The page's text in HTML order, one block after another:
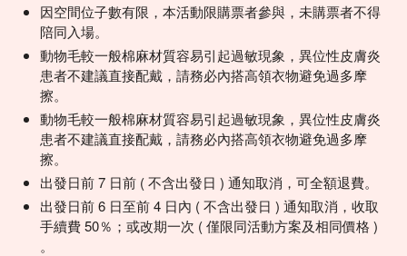
因空間位子數有限，本活動限購票者參與，未購票者不得
陪同入場。
動物毛較一般棉麻材質容易引起過敏現象，異位性皮膚炎
患者不建議直接配戴，請務必內搭高領衣物避免過多摩
擦。
動物毛較一般棉麻材質容易引起過敏現象，異位性皮膚炎
患者不建議直接配戴，請務必內搭高領衣物避免過多摩
擦。
出發日前 7 日前 ( 不含出發日 ) 通知取消，可全額退費。
出發日前 6 日至前 4 日內 ( 不含出發日 ) 通知取消，收取
手續費 50％；或改期一次 ( 僅限同活動方案及相同價格 )
。